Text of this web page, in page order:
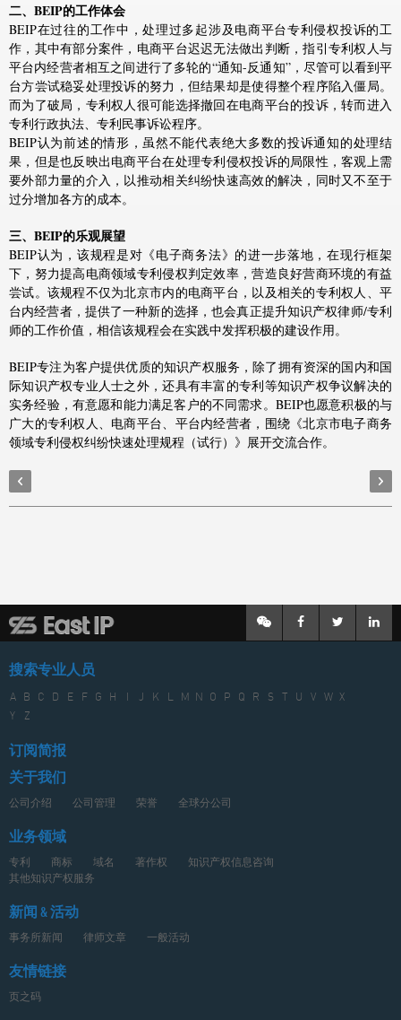
二、BEIP的工作体会
BEIP在过往的工作中，处理过多起涉及电商平台专利侵权投诉的工
作，其中有部分案件，电商平台迟迟无法做出判断，指引专利权人与
平台内经营者相互之间进行了多轮的“通知-反通知”，尽管可以看到平
台方尝试稳妥处理投诉的努力，但结果却是使得整个程序陷入僵局。
而为了破局，专利权人很可能选择撤回在电商平台的投诉，转而进入
专利行政执法、专利民事诉讼程序。
BEIP认为前述的情形，虽然不能代表绝大多数的投诉通知的处理结
果，但是也反映出电商平台在处理专利侵权投诉的局限性，客观上需
要外部力量的介入，以推动相关纠纷快速高效的解决，同时又不至于
过分增加各方的成本。
三、BEIP的乐观展望
BEIP认为，该规程是对《电子商务法》的进一步落地，在现行框架
下，努力提高电商领域专利侵权判定效率，营造良好营商环境的有益
尝试。该规程不仅为北京市内的电商平台，以及相关的专利权人、平
台内经营者，提供了一种新的选择，也会真正提升知识产权律师/专利
师的工作价值，相信该规程会在实践中发挥积极的建设作用。
BEIP专注为客户提供优质的知识产权服务，除了拥有资深的国内和国
际知识产权专业人士之外，还具有丰富的专利等知识产权争议解决的
实务经验，有意愿和能力满足客户的不同需求。BEIP也愿意积极的与
广大的专利权人、电商平台、平台内经营者，围绕《北京市电子商务
领域专利侵权纠纷快速处理规程（试行）》展开交流合作。
搜索专业人员
A B C D E F G H J K L M N O P Q R S U V W
X
Y
Z
订阅简报
关于我们
公司介绍 公司管理 荣誉 全球分公司
业务领域
专利 商标 域名 著作权
知识产权信息咨询
其他知识产权服务
新闻 & 活动
事务所新闻 律师文章 一般活动
友情链接
页之码